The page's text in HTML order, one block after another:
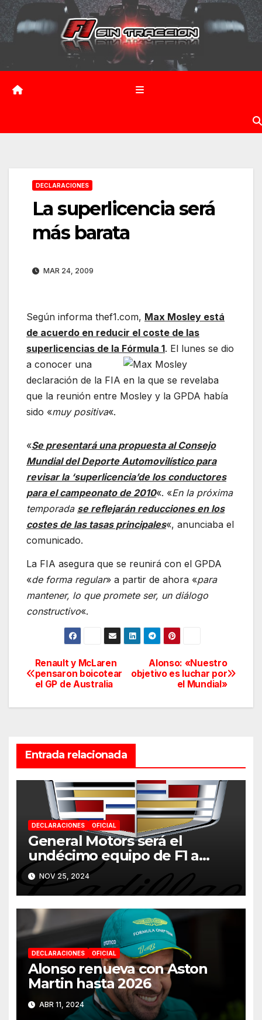
Saltar
contenido
DECLARACIONES
La superlicencia será
más barata
MAR 24, 2009
Según informa thef1.com, Max Mosley está
de acuerdo en reducir el coste de las
superlicencias de la Fórmula 1. El lunes se dio
a conocer una
declaración de la FIA en la que se revelaba
que la reunión entre Mosley y la GPDA había
sido «muy positiva«.
«Se presentará una propuesta al Consejo
Mundial del Deporte Automovilístico para
revisar la ‘superlicencia’de los conductores
para el campeonato de 2010«. «En la próxima
temporada se reflejarán reducciones en los
costes de las tasas principales«, anunciaba el
comunicado.
La FIA asegura que se reunirá con el GPDA
«de forma regular» a partir de ahora «para
mantener, lo que promete ser, un diálogo
constructivo«.
Navegación
de
Alonso: «Nuestro
objetivo es luchar por
el Mundial»
Renault y McLaren
pensaron boicotear
el GP de Australia
Entrada relacionada
DECLARACIONES OFICIAL
General Motors será el
undécimo equipo de F1 a
partir de 2026
NOV 25, 2024
DECLARACIONES OFICIAL
Alonso renueva con Aston
Martin hasta 2026
ABR 11, 2024